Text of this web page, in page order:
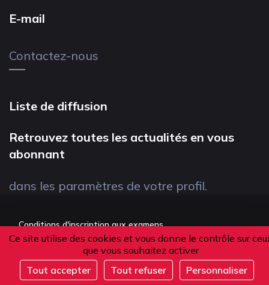
Ce site utilise des cookies et vous donne le contrôle sur
que vous souhaitez activer
Tout accepter
Tout refuser
Personnaliser
E-mail
Contactez-nous
Liste de diffusion
Retrouvez toutes les actualités en vous
abonnant
dans les paramètres de votre profil.
Conditions d'inscription aux examens
Politique de confidentialité
Conditions générales de vente
Suivez-nous